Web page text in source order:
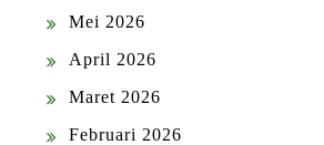
Mei 2026
April 2026
Maret 2026
Februari 2026